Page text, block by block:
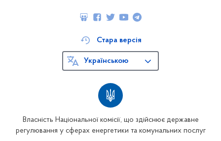
Власність Національної комісії, що здійснює державне
регулювання у сферах енергетики та комунальних послуг
Стара версія
Українською